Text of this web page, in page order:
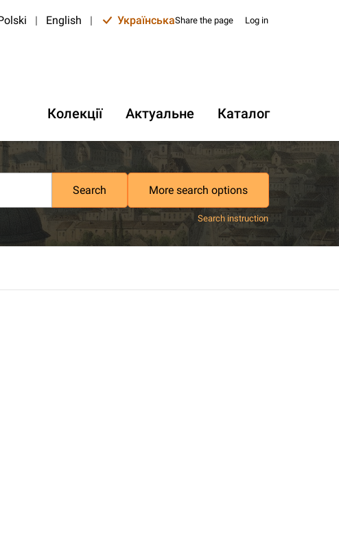
| English | УкраїнськаShare the page Log in
Колекції Актуальне Каталог
Search More search options
Search instruction